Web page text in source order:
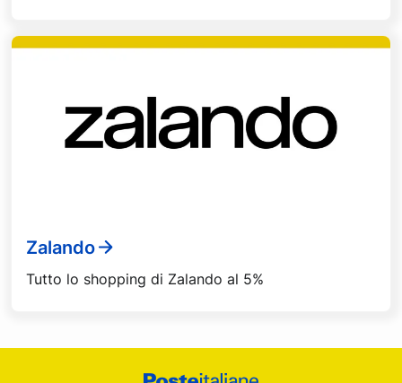
Zalando
Tutto lo shopping di Zalando al 5%